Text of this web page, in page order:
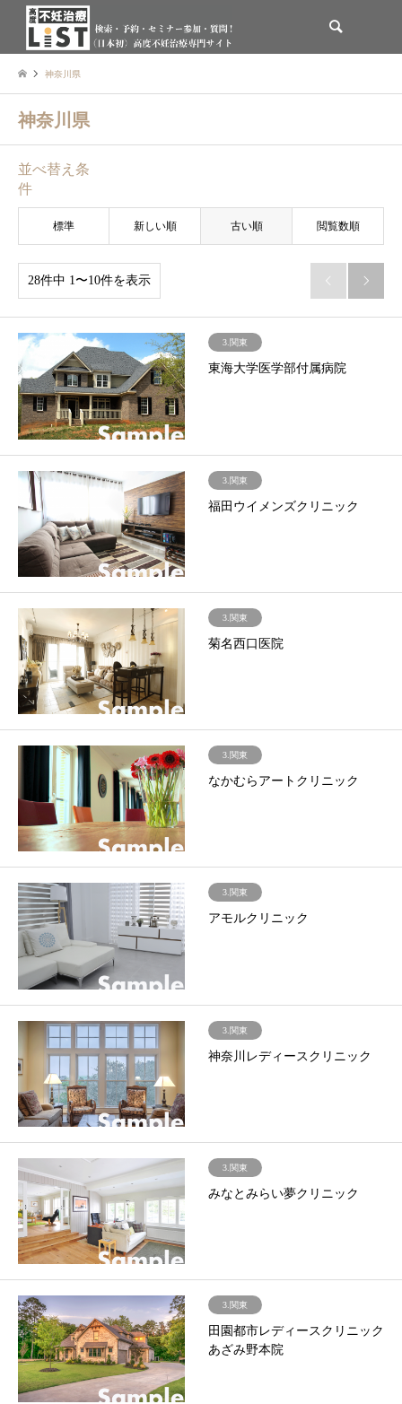
神奈川県
神奈川県
並べ替え条
件
標準 新しい順 古い順 閲覧数順
28件中 1〜10件を表示  
3.関東
東海大学医学部付属病院
3.関東
福田ウイメンズクリニック
3.関東
菊名西口医院
3.関東
なかむらアートクリニック
3.関東
アモルクリニック
3.関東
神奈川レディースクリニック
3.関東
みなとみらい夢クリニック
3.関東
田園都市レディースクリニック
あざみ野本院